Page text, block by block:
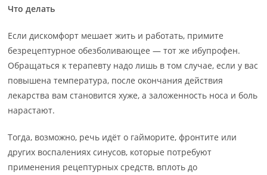
Что делать
Если дискомфорт мешает жить и работать, примите
безрецептурное обезболивающее — тот же ибупрофен.
Обращаться к терапевту надо лишь в том случае, если у вас
повышена температура, после окончания действия
лекарства вам становится хуже, а заложенность носа и боль
нарастают.
Тогда, возможно, речь идёт о гайморите, фронтите или
других воспалениях синусов, которые потребуют
применения рецептурных средств, вплоть до